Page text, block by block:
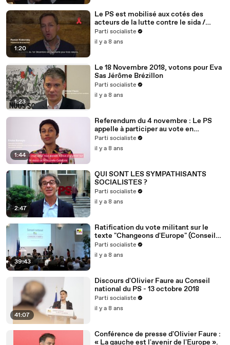
1:20
Le PS est mobilisé aux cotés des
acteurs de la lutte contre le sida /
Roman Krakovsky, président de
Séropotes - 3/5
Parti socialiste
il y a 8 ans
1:23
Le 18 Novembre 2018, votons pour Eva
Sas Jérôme Brézillon
Parti socialiste
il y a 8 ans
1:44
Referendum du 4 novembre : Le PS
appelle à participer au vote en
Nouvelle-Calédonie
Parti socialiste
il y a 8 ans
2:47
QUI SONT LES SYMPATHISANTS
SOCIALISTES ?
Parti socialiste
il y a 8 ans
39:43
Ratification du vote militant sur le
texte "Changeons d'Europe" (Conseil
national du 13/10/2018)
Parti socialiste
il y a 8 ans
41:07
Discours d'Olivier Faure au Conseil
national du PS - 13 octobre 2018
Parti socialiste
il y a 8 ans
Conférence de presse d'Olivier Faure :
« La gauche est l'avenir de l'Europe ».